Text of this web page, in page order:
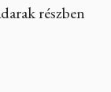
részben